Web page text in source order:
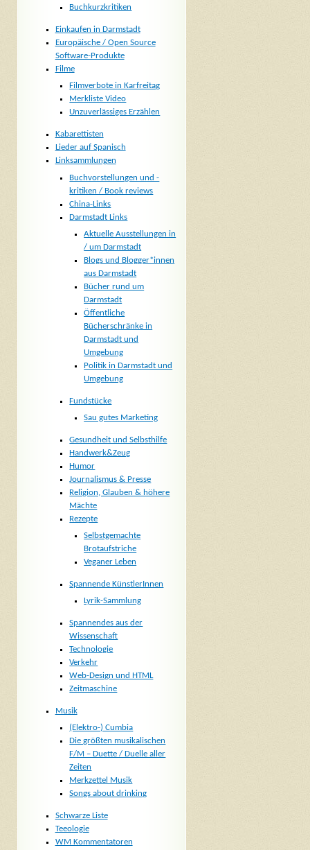
Buchkurzkritiken
Einkaufen in Darmstadt
Europäische / Open Source
Software-Produkte
Filme
Filmverbote in Karfreitag
Merkliste Video
Unzuverlässiges Erzählen
Kabarettisten
Lieder auf Spanisch
Linksammlungen
Buchvorstellungen und -
kritiken / Book reviews
China-Links
Darmstadt Links
Aktuelle Ausstellungen in
/ um Darmstadt
Blogs und Blogger*innen
aus Darmstadt
Bücher rund um
Darmstadt
Öffentliche
Bücherschränke in
Darmstadt und
Umgebung
Politik in Darmstadt und
Umgebung
Fundstücke
Sau gutes Marketing
Gesundheit und Selbsthilfe
Handwerk&Zeug
Humor
Journalismus & Presse
Religion, Glauben & höhere
Mächte
Rezepte
Selbstgemachte
Brotaufstriche
Veganer Leben
Spannende KünstlerInnen
Lyrik-Sammlung
Spannendes aus der
Wissenschaft
Technologie
Verkehr
Web-Design und HTML
Zeitmaschine
Musik
(Elektro-) Cumbia
Die größten musikalischen
F/M – Duette / Duelle aller
Zeiten
Merkzettel Musik
Songs about drinking
Schwarze Liste
Teeologie
WM Kommentatoren